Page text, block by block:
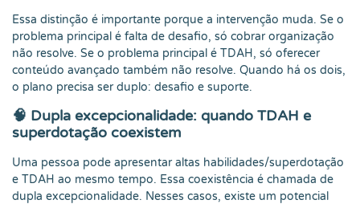
Essa distinção é importante porque a intervenção muda. Se o
problema principal é falta de desafio, só cobrar organização
não resolve. Se o problema principal é TDAH, só oferecer
conteúdo avançado também não resolve. Quando há os dois,
o plano precisa ser duplo: desafio e suporte.
🧠 Dupla excepcionalidade: quando TDAH e
superdotação coexistem
Uma pessoa pode apresentar altas habilidades/superdotação
e TDAH ao mesmo tempo. Essa coexistência é chamada de
dupla excepcionalidade. Nesses casos, existe um potencial